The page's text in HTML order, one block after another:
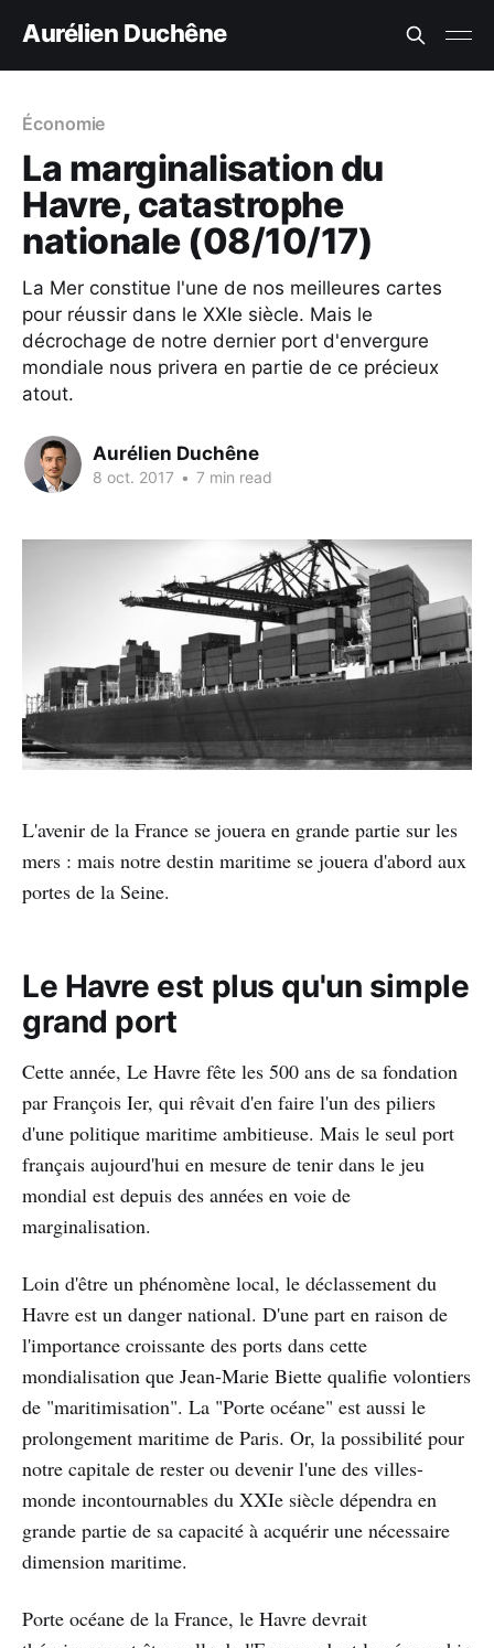
Aurélien Duchêne
Économie
La marginalisation du
Havre, catastrophe
nationale (08/10/17)
La Mer constitue l'une de nos meilleures cartes
pour réussir dans le XXIe siècle. Mais le
décrochage de notre dernier port d'envergure
mondiale nous privera en partie de ce précieux
atout.
Aurélien Duchêne
8 oct. 2017 • 7 min read
L'avenir de la France se jouera en grande partie sur les
mers : mais notre destin maritime se jouera d'abord aux
portes de la Seine.
Le Havre est plus qu'un simple
grand port
Cette année, Le Havre fête les 500 ans de sa fondation
par François Ier, qui rêvait d'en faire l'un des piliers
d'une politique maritime ambitieuse. Mais le seul port
français aujourd'hui en mesure de tenir dans le jeu
mondial est depuis des années en voie de
marginalisation.
Loin d'être un phénomène local, le déclassement du
Havre est un danger national. D'une part en raison de
l'importance croissante des ports dans cette
mondialisation que Jean-Marie Biette qualifie volontiers
de "maritimisation". La "Porte océane" est aussi le
prolongement maritime de Paris. Or, la possibilité pour
notre capitale de rester ou devenir l'une des villes-
monde incontournables du XXIe siècle dépendra en
grande partie de sa capacité à acquérir une nécessaire
dimension maritime.
Porte océane de la France, le Havre devrait